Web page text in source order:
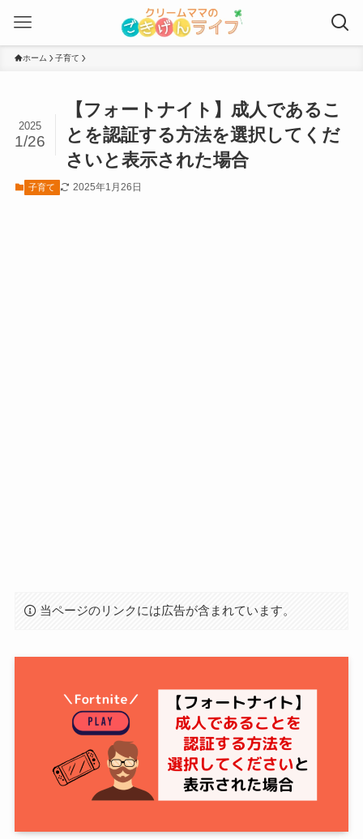
ホーム 子育て
【フォートナイト】成人であるこ
とを認証する方法を選択してくだ
さいと表示された場合
2025
1/26
子育て 2025年1月26日
当ページのリンクには広告が含まれています。